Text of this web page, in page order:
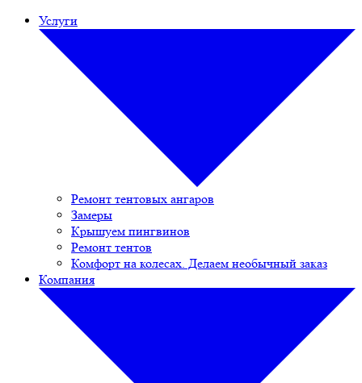
Услуги
Ремонт тентовых ангаров
Замеры
Крышуем пингвинов
Ремонт тентов
Комфорт на колесах. Делаем необычный заказ
Компания